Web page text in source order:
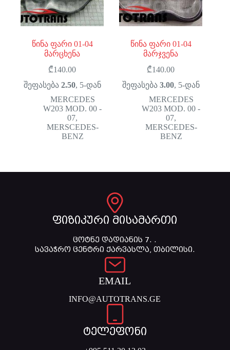
წინა ფარი 01-04
მარცხენა
₾140.00
შეფასება 2.50, 5-დან
MERCEDES
W203 MOD. 00 -
07,
MERSCEDES-
BENZ
წინა ფარი 01-04
მარჯვენა
₾140.00
შეფასება 3.00, 5-დან
MERCEDES
W203 MOD. 00 -
07,
MERSCEDES-
BENZ
ფიზიკური მისამართი
ცოტნე დადიანის 7. .
სავაჭრო ცენტრი ქარვასლა, თბილისი.
EMAIL
INFO@AUTOTRANS.GE
ტელეფონი